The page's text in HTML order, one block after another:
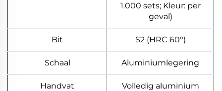
1.000 sets; Kleur: per
geval)
Bit S2 (HRC 60°)
Schaal Aluminiumlegering
Handvat
Volledig aluminium